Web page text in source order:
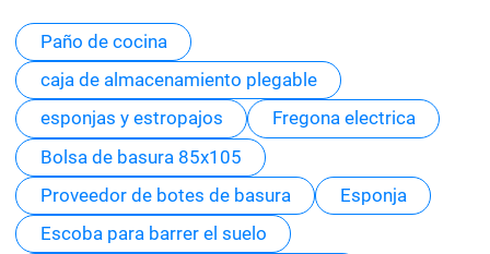
fábrica, sin pelusas.
Paño de cocina
caja de almacenamiento plegable
esponjas y estropajos
Fregona electrica
Bolsa de basura 85x105
Proveedor de botes de basura
Esponja
Escoba para barrer el suelo